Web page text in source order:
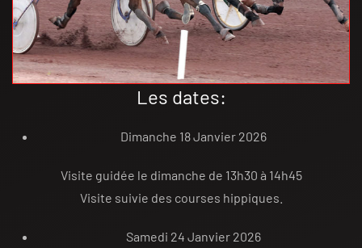
Les dates:
Dimanche 18 Janvier 2026
Visite guidée le dimanche de 13h30 à 14h45
Visite suivie des courses hippiques.
Samedi 24 Janvier 2026